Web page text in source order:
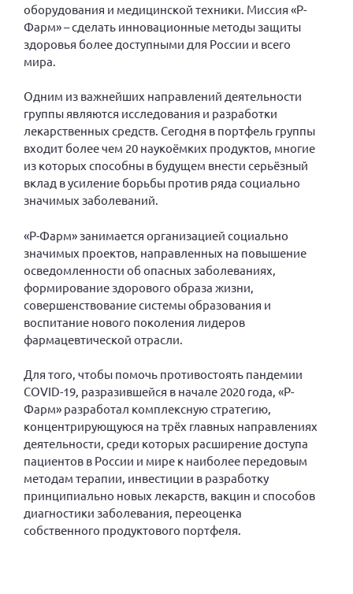
Вице-президент Черненко Д.Е.
Вице-президент Валюх М.В.
Вице-президент Чернова А.В.
Вице-президент Цикорин И.В.
Вице-президент Груба Л.В.
Главный бухгалтер Жаворонкова Г.М.
Конференция ОООИБРС 2026
Конференция ОООИБРС 2025
Конференция ОООИБРС 2024
Конференция ОООИБРС 2023
Конференция ОООИБРС 2022
Конференция ОООИБРС 2021
Конференция ВСЭ 2021
Документы съездов
Первый съезд
Второй съезд
Третий съезд
Четвертый съезд
Пятый съезд
Шестой съезд
ОФ «Фонд содействия больным рассеянным
склерозом»
оборудования и медицинской техники. Миссия «Р-
Фарм» – сделать инновационные методы защиты
здоровья более доступными для России и всего
мира.
Одним из важнейших направлений деятельности
группы являются исследования и разработки
лекарственных средств. Сегодня в портфель группы
входит более чем 20 наукоёмких продуктов, многие
из которых способны в будущем внести серьёзный
вклад в усиление борьбы против ряда социально
значимых заболеваний.
«Р-Фарм» занимается организацией социально
значимых проектов, направленных на повышение
осведомленности об опасных заболеваниях,
формирование здорового образа жизни,
совершенствование системы образования и
воспитание нового поколения лидеров
фармацевтической отрасли.
Для того, чтобы помочь противостоять пандемии
COVID-19, разразившейся в начале 2020 года, «Р-
Фарм» разработал комплексную стратегию,
концентрирующуюся на трёх главных направлениях
деятельности, среди которых расширение доступа
пациентов в России и мире к наиболее передовым
методам терапии, инвестиции в разработку
принципиально новых лекарств, вакцин и способов
диагностики заболевания, переоценка
собственного продуктового портфеля.